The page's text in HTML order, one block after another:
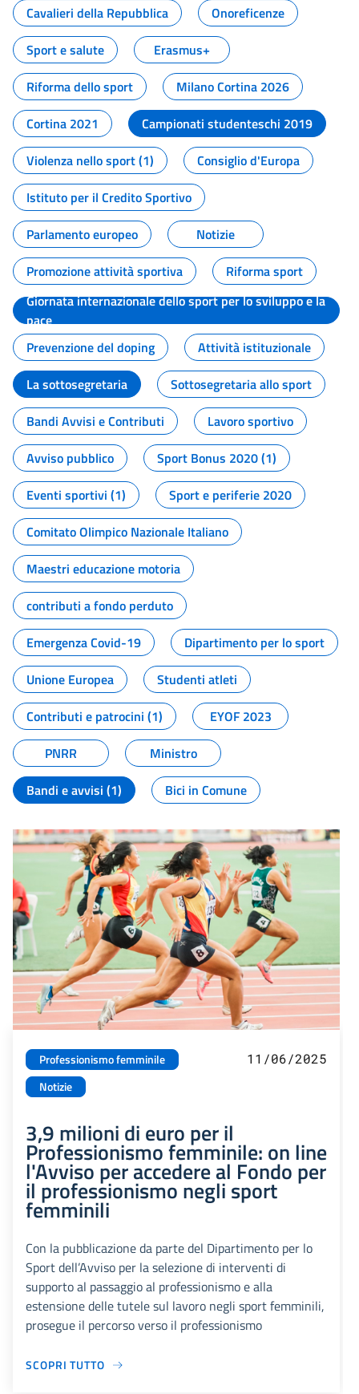
Cavalieri della Repubblica
Onoreficenze
Sport e salute
Erasmus+
Riforma dello sport
Milano Cortina 2026
Cortina 2021
Campionati studenteschi 2019
Violenza nello sport (1)
Consiglio d'Europa
Istituto per il Credito Sportivo
Parlamento europeo
Notizie
Promozione attività sportiva
Riforma sport
Giornata internazionale dello sport per lo sviluppo e la
pace
Prevenzione del doping
Attività istituzionale
La sottosegretaria
Sottosegretaria allo sport
Bandi Avvisi e Contributi
Lavoro sportivo
Avviso pubblico
Sport Bonus 2020 (1)
Eventi sportivi (1)
Sport e periferie 2020
Comitato Olimpico Nazionale Italiano
Maestri educazione motoria
contributi a fondo perduto
Emergenza Covid-19
Dipartimento per lo sport
Unione Europea
Studenti atleti
Contributi e patrocini (1)
EYOF 2023
PNRR
Ministro
Bandi e avvisi (1)
Bici in Comune
Professionismo femminile
Notizie
11/06/2025
3,9 milioni di euro per il
Professionismo femminile: on line
l'Avviso per accedere al Fondo per
il professionismo negli sport
femminili
Con la pubblicazione da parte del Dipartimento per lo
Sport dell’Avviso per la selezione di interventi di
supporto al passaggio al professionismo e alla
estensione delle tutele sul lavoro negli sport femminili,
prosegue il percorso verso il professionismo
SCOPRI TUTTO